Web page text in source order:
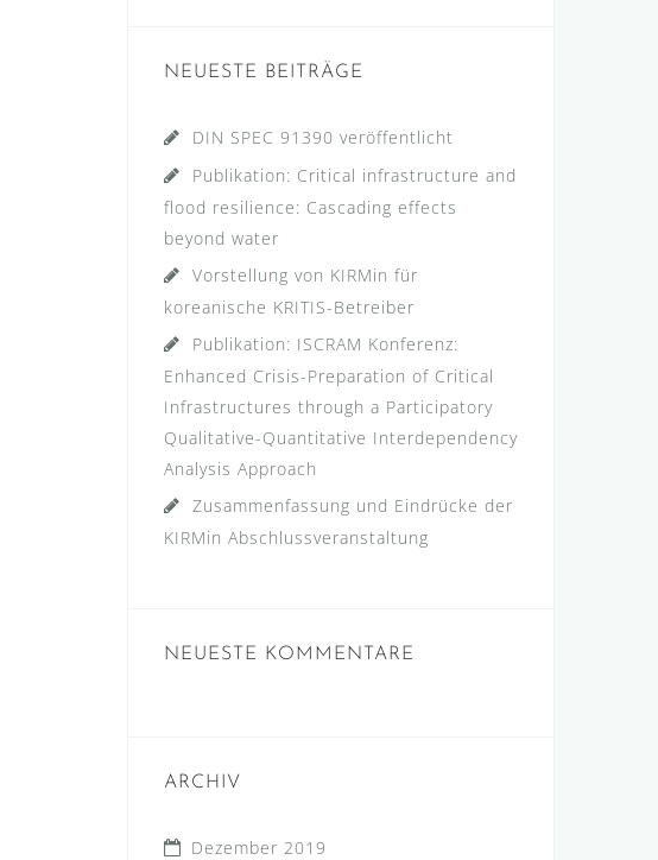
NEUESTE BEITRÄGE
DIN SPEC 91390 veröffentlicht
Publikation: Critical infrastructure and
flood resilience: Cascading effects
beyond water
Vorstellung von KIRMin für
koreanische KRITIS-Betreiber
Publikation: ISCRAM Konferenz:
Enhanced Crisis-Preparation of Critical
Infrastructures through a Participatory
Qualitative-Quantitative Interdependency
Analysis Approach
Zusammenfassung und Eindrücke der
KIRMin Abschlussveranstaltung
NEUESTE KOMMENTARE
ARCHIV
Dezember 2019